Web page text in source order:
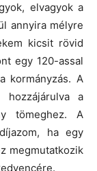
elvagyok a
annyira mélyre
kicsit rövid
egy 120-assal
kormányzás. A
hozzájárulva a
tömeghez. A
ha egy
megmutatkozik